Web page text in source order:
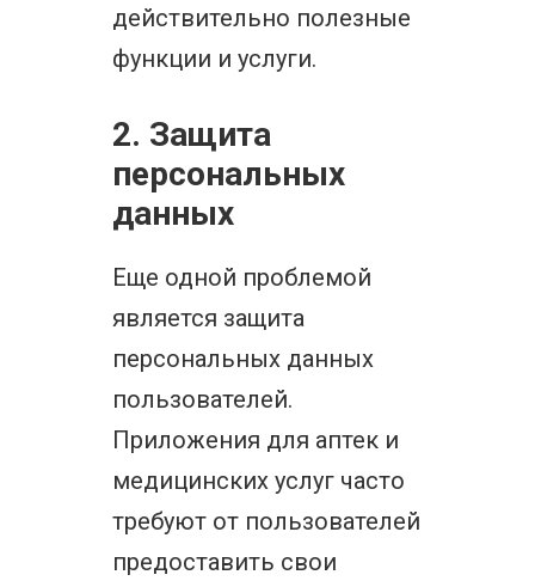
действительно полезные
функции и услуги.
2. Защита
персональных
данных
Еще одной проблемой
является защита
персональных данных
пользователей.
Приложения для аптек и
медицинских услуг часто
требуют от пользователей
предоставить свои